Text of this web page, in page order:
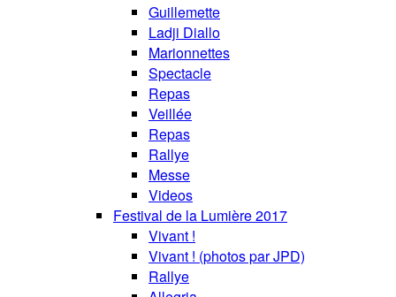
Guillemette
Ladji Diallo
Marionnettes
Spectacle
Repas
Veillée
Repas
Rallye
Messe
Videos
Festival de la Lumière 2017
Vivant !
Vivant ! (photos par JPD)
Rallye